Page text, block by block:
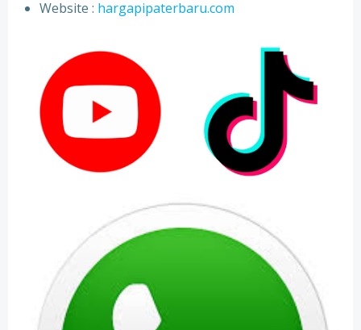
⁠Website : hargapipaterbaru.com